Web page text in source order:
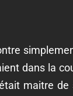
dans la
maitre